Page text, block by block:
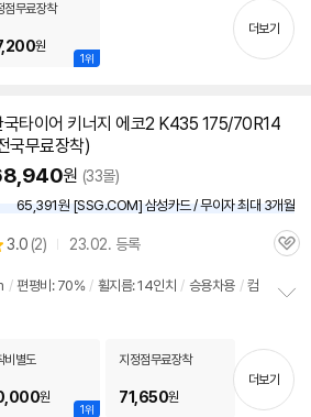
치
기
1위
점무료장착
원
더보기
국타이어 키너지 에코2 K435 175/70R14
국무료장착)
원 (33몰)
65,391원 [SSG.COM] 삼성카드 / 무이자 최대 3개월
3.0 (상
리
2) 23.02. 등록
관
/ 편평비: 70% / 휠지름: 14인치 / 승용차용 / 컴
치
기
1위
비별도
원
지정점무료장착
71,650원
더보기